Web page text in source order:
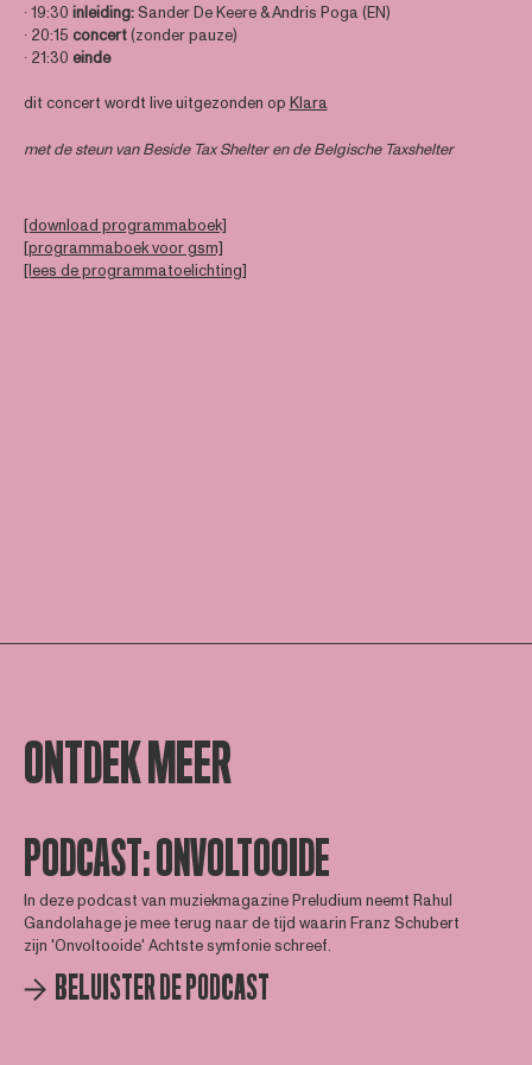
∙ 19:30 inleiding:Sander De Keere & Andris Poga(EN)
∙ 20:15 concert(zonder pauze)
∙ 21:30 einde
dit concert wordt live uitgezonden op Klara
met de steun vanBeside Tax Shelteren de Belgische Taxshelter
[download programmaboek]
[programmaboek voor gsm]
[lees de programmatoelichting]
ONTDEK MEER
PODCAST: ONVOLTOOIDE
In deze podcast van muziekmagazine Preludium neemt Rahul
Gandolahage je mee terug naar de tijd waarin Franz Schubert
zijn 'Onvoltooide' Achtste symfonie schreef.
BELUISTER DE PODCAST